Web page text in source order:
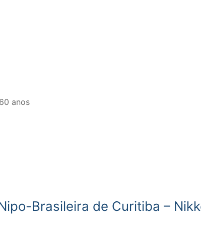
anos
Brasileira de Curitiba –